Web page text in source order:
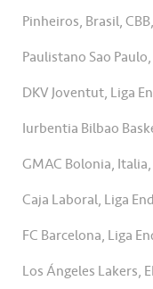
Pinheiros, Brasil,
Paulistano Sao
DKV Joventut, Liga
Iurbentia Bilbao
GMAC Bolonia,
Caja Laboral, Liga
FC Barcelona, Liga
Los Ángeles Lakers,